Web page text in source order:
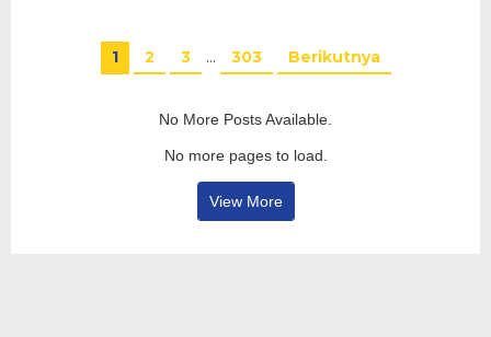
1 2 3 … 303 Berikutnya
No More Posts Available.
No more pages to load.
View More